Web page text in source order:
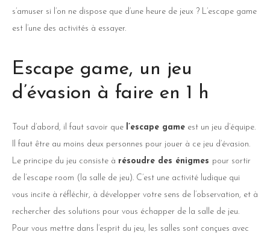
s’amuser si l’on ne dispose que d’une heure de jeux ? L’escape game
est l’une des activités à essayer.
Escape game, un jeu
d’évasion à faire en 1 h
Tout d’abord, il faut savoir que l’escape game est un jeu d’équipe.
Il faut être au moins deux personnes pour jouer à ce jeu d’évasion.
Le principe du jeu consiste à résoudre des énigmes pour sortir
de l’escape room (la salle de jeu). C’est une activité ludique qui
vous incite à réfléchir, à développer votre sens de l’observation, et à
rechercher des solutions pour vous échapper de la salle de jeu.
Pour vous mettre dans l’esprit du jeu, les salles sont conçues avec